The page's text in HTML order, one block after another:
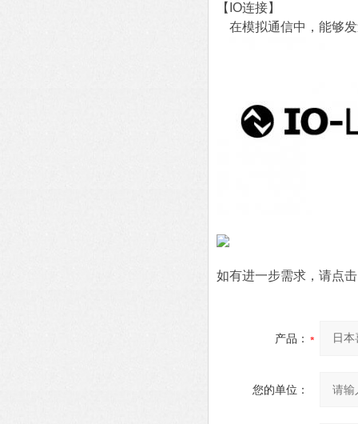
【IO连接】
在模拟通信中，能够
如有进一步需求，请点
产品：
您的单位：